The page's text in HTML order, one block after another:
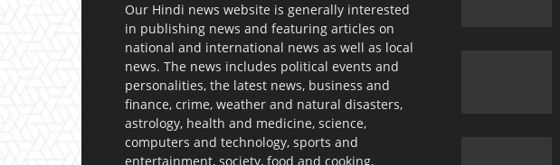
Our Hindi news website is generally interested
in publishing news and featuring articles on
national and international news as well as local
news. The news includes political events and
personalities, the latest news, business and
finance, crime, weather and natural disasters,
astrology, health and medicine, science,
computers and technology, sports and
entertainment, society, food and cooking,